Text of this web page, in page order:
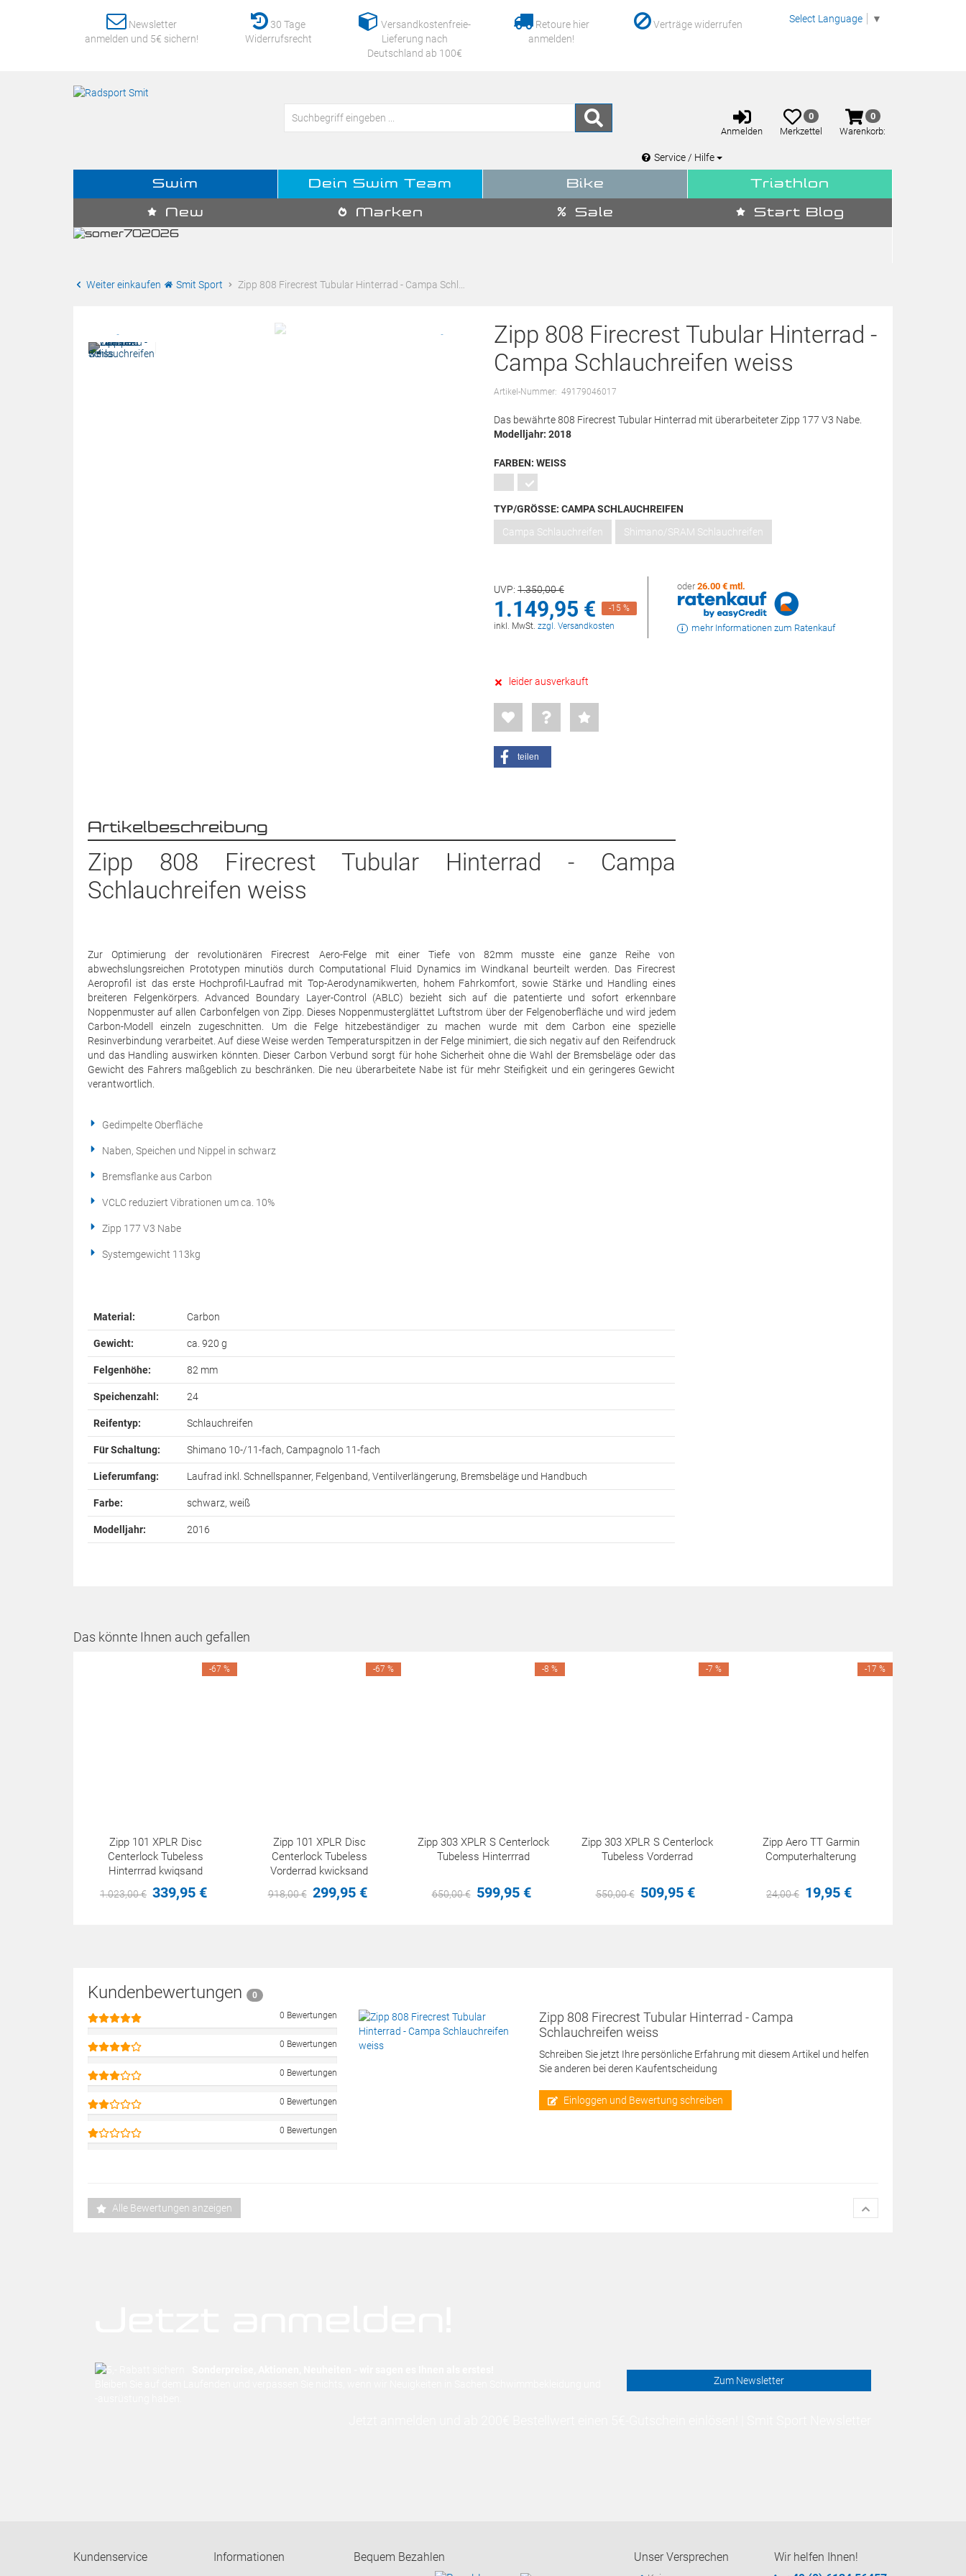
Newsletter
anmelden und 5€ sichern!
30 Tage
Widerrufsrecht
Versandkostenfreie-
Lieferung nach
Deutschland ab 100€
Retoure hier
anmelden!
Verträge widerrufen Select Language ▼
Anmelden
Merkzettel
aufklappen
0
Merkzettel
Warenkorb
aufklappen
0
Warenkorb:
Service / Hilfe
Swim Dein Swim Team Bike Triathlon
New Marken Sale Start Blog
Weiter einkaufen Smit Sport Zipp 808 Firecrest Tubular Hinterrad - Campa Schl…
Zipp 808 Firecrest Tubular Hinterrad -
Campa Schlauchreifen weiss
Artikel-Nummer: 49179046017
Das bewährte 808 Firecrest Tubular Hinterrad mit überarbeiteter Zipp 177 V3 Nabe.
Modelljahr: 2018
FARBEN: WEISS
TYP/GRÖSSE: CAMPA SCHLAUCHREIFEN
Campa Schlauchreifen
Shimano/SRAM Schlauchreifen
UVP: 1.350,00€
1.149,95 €
-15 %
inkl. MwSt. zzgl. Versandkosten
oder26.00 € mtl.
mehr Informationen zum Ratenkauf
leider ausverkauft
teilen
Artikelbeschreibung
Zipp 808 Firecrest Tubular Hinterrad - Campa
Schlauchreifen weiss
Zur Optimierung der revolutionären Firecrest Aero-Felge mit einer Tiefe von 82mm musste eine ganze Reihe von
abwechslungsreichen Prototypen minutiös durch Computational Fluid Dynamics im Windkanal beurteilt werden. Das Firecrest
Aeroprofil ist das erste Hochprofil-Laufrad mit Top-Aerodynamikwerten, hohem Fahrkomfort, sowie Stärke und Handling eines
breiteren Felgenkörpers. Advanced Boundary Layer-Control (ABLC) bezieht sich auf die patentierte und sofort erkennbare
Noppenmuster auf allen Carbonfelgen von Zipp. Dieses Noppenmusterglättet Luftstrom über der Felgenoberfläche und wird jedem
Carbon-Modell einzeln zugeschnitten. Um die Felge hitzebeständiger zu machen wurde mit dem Carbon eine spezielle
Resinverbindung verarbeitet. Auf diese Weise werden Temperaturspitzen in der Felge minimiert, die sich negativ auf den Reifendruck
und das Handling auswirken könnten. Dieser Carbon Verbund sorgt für hohe Sicherheit ohne die Wahl der Bremsbeläge oder das
Gewicht des Fahrers maßgeblich zu beschränken. Die neu überarbeitete Nabe ist für mehr Steifigkeit und ein geringeres Gewicht
verantwortlich.
Gedimpelte Oberfläche
Naben, Speichen und Nippel in schwarz
Bremsflanke aus Carbon
VCLC reduziert Vibrationen um ca. 10%
Zipp 177 V3 Nabe
Systemgewicht 113kg
Material: Carbon
Gewicht: ca. 920 g
Felgenhöhe: 82 mm
Speichenzahl: 24
Reifentyp: Schlauchreifen
Für Schaltung: Shimano 10-/11-fach, Campagnolo 11-fach
Lieferumfang: Laufrad inkl. Schnellspanner, Felgenband, Ventilverlängerung, Bremsbeläge und Handbuch
Farbe: schwarz, weiß
Modelljahr: 2016
Das könnte Ihnen auch gefallen
Zipp 101 XPLR Disc
Centerlock Tubeless
Hinterrrad kwiqsand
1.023,00€ 339,95 €
-67 %
Zipp 101 XPLR Disc
Centerlock Tubeless
Vorderrad kwicksand
918,00€ 299,95 €
-67 %
Zipp 303 XPLR S Centerlock
Tubeless Hinterrrad
650,00€ 599,95 €
-8 %
Zipp 303 XPLR S Centerlock
Tubeless Vorderrad
550,00€ 509,95 €
-7 %
Zipp Aero TT Garmin
Computerhalterung
24,00€ 19,95 €
-17 %
Kundenbewertungen
0
0 Bewertungen
0 Bewertungen
0 Bewertungen
0 Bewertungen
0 Bewertungen
Zipp 808 Firecrest Tubular Hinterrad - Campa
Schlauchreifen weiss
Schreiben Sie jetzt Ihre persönliche Erfahrung mit diesem Artikel und helfen
Sie anderen bei deren Kaufentscheidung
Einloggen und Bewertung schreiben
Alle Bewertungen anzeigen
Zum Newsletter
Kundenservice
Informationen
Bequem Bezahlen Unser Versprechen
Wir helfen Ihnen!